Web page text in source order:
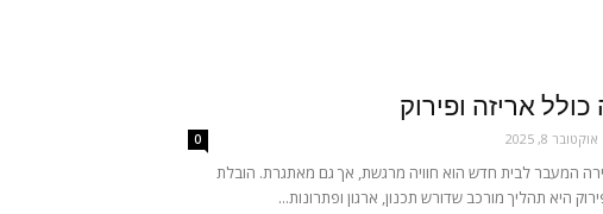
אריזה ופירוק
אוקטובר 8, 2025 0
המעבר לבית חדש הוא חוויה מרגשת, אך גם מאתגרת. הובלת
היא תהליך מורכב שדורש תכנון, ארגון ופתרונות...